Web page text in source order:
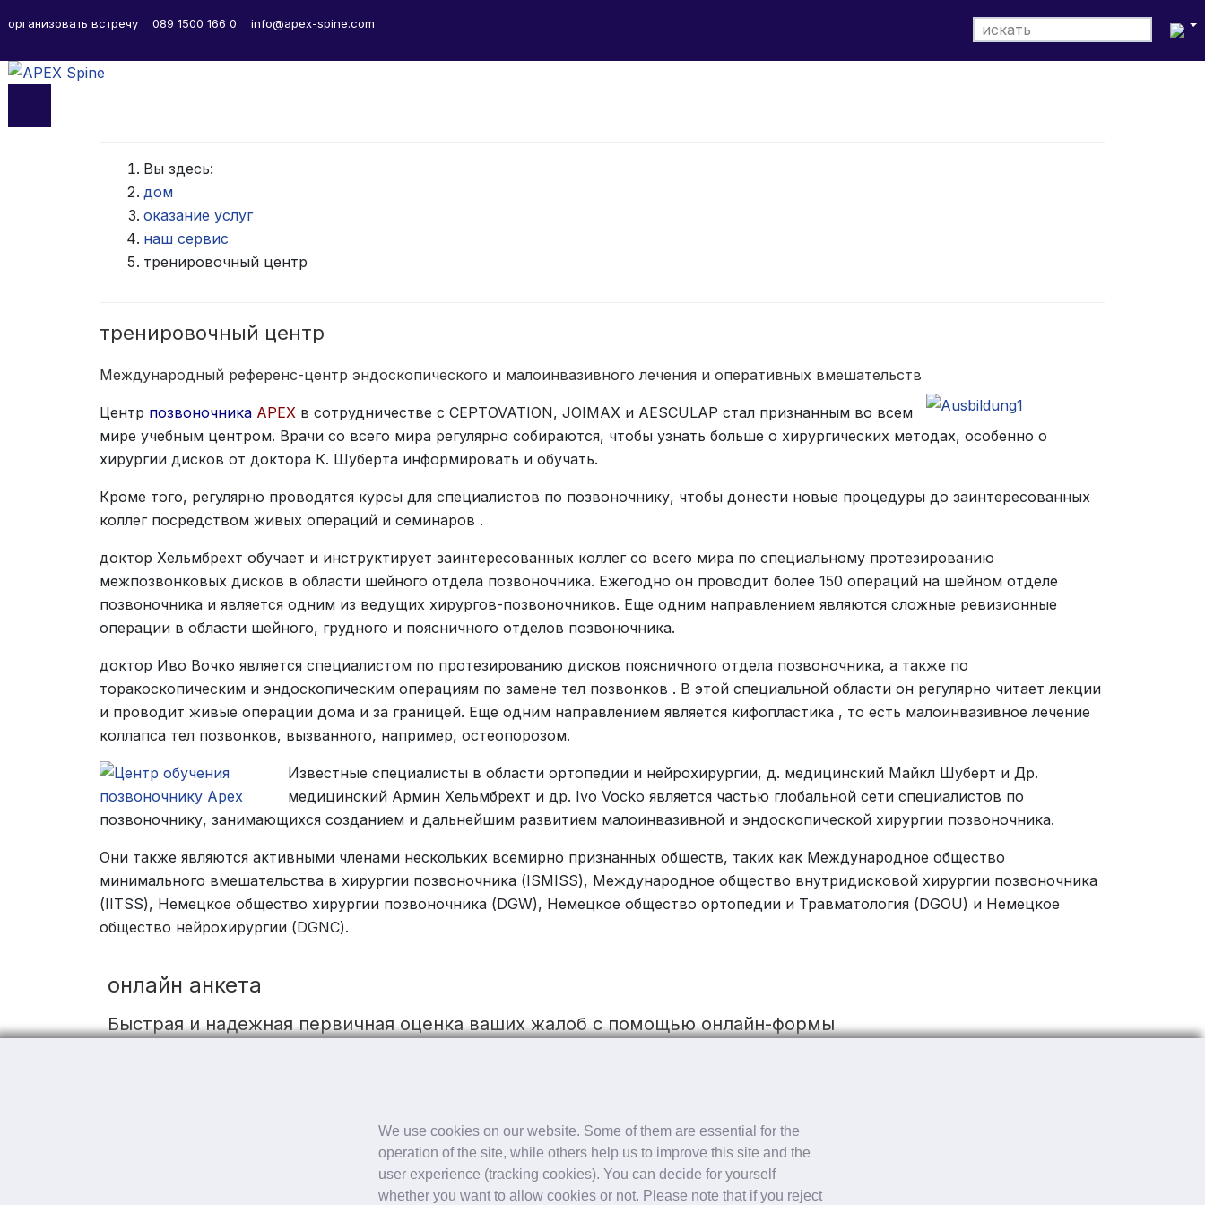
We use cookies on our website. Some of them are essential for the
operation of the site, while others help us to improve this site and the
user experience (tracking cookies). You can decide for yourself
whether you want to allow cookies or not. Please note that if you reject
организовать встречу 089 1500 166 0 info@apex-spine.com
Вы здесь:
дом
оказание услуг
наш сервис
тренировочный центр
тренировочный центр
Международный референс-центр эндоскопического и малоинвазивного лечения и оперативных вмешательств
Центр позвоночника APEX в сотрудничестве с CEPTOVATION, JOIMAX и AESCULAP стал признанным во всем
мире учебным центром. Врачи со всего мира регулярно собираются, чтобы узнать больше о хирургических методах, особенно о
хирургии дисков от доктора К. Шуберта информировать и обучать.
Кроме того, регулярно проводятся курсы для специалистов по позвоночнику, чтобы донести новые процедуры до заинтересованных
коллег посредством живых операций и семинаров .
доктор Хельмбрехт обучает и инструктирует заинтересованных коллег со всего мира по специальному протезированию
межпозвонковых дисков в области шейного отдела позвоночника. Ежегодно он проводит более 150 операций на шейном отделе
позвоночника и является одним из ведущих хирургов-позвоночников. Еще одним направлением являются сложные ревизионные
операции в области шейного, грудного и поясничного отделов позвоночника.
доктор Иво Вочко является специалистом по протезированию дисков поясничного отдела позвоночника, а также по
торакоскопическим и эндоскопическим операциям по замене тел позвонков . В этой специальной области он регулярно читает лекции
и проводит живые операции дома и за границей. Еще одним направлением является кифопластика , то есть малоинвазивное лечение
коллапса тел позвонков, вызванного, например, остеопорозом.
Известные специалисты в области ортопедии и нейрохирургии, д. медицинский Майкл Шуберт и Др.
медицинский Армин Хельмбрехт и др. Ivo Vocko является частью глобальной сети специалистов по
позвоночнику, занимающихся созданием и дальнейшим развитием малоинвазивной и эндоскопической хирургии позвоночника.
Они также являются активными членами нескольких всемирно признанных обществ, таких как Международное общество
минимального вмешательства в хирургии позвоночника (ISMISS), Международное общество внутридисковой хирургии позвоночника
(IITSS), Немецкое общество хирургии позвоночника (DGW), Немецкое общество ортопедии и Травматология (DGOU) и Немецкое
общество нейрохирургии (DGNC).
онлайн анкета
Быстрая и надежная первичная оценка ваших жалоб с помощью онлайн-формы
Быстрая и надежная первичная оценка ваших жалоб с помощью онлайн-формы
Подпишитесь на нашу рассылку, чтобы всегда быть в курсе.